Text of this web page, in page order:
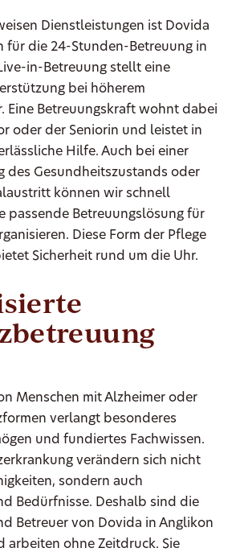
Dienstleistungen ist Dovida
für die 24-Stunden-Betreuung in
in-Betreuung stellt eine
bei höherem
Eine Betreuungskraft wohnt dabei
oder der Seniorin und leistet in
Hilfe. Auch bei einer
des Gesundheitszustands oder
können wir schnell
passende Betreuungslösung für
Diese Form der Pflege
Sicherheit rund um die Uhr.
Menschen mit Alzheimer oder
verlangt besonderes
und fundiertes Fachwissen.
verändern sich nicht
sondern auch
Bedürfnisse. Deshalb sind die
Betreuer von Dovida in Anglikon
arbeiten ohne Zeitdruck. Sie